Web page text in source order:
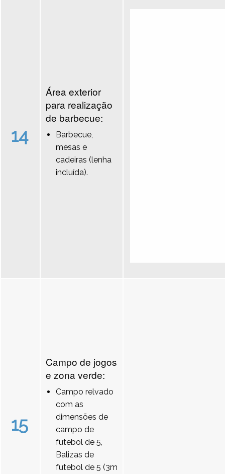
14
Área exterior
para realização
de barbecue:
Barbecue,
mesas e
cadeiras (lenha
incluída).
15
Campo de jogos
e zona verde:
Campo relvado
com as
dimensões de
campo de
futebol de 5,
Balizas de
futebol de 5 (3m